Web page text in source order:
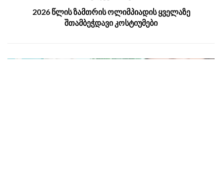
2026 წლის ზამთრის ოლიმპიადის ყველაზე
შთამბეჭდავი კოსტიუმები